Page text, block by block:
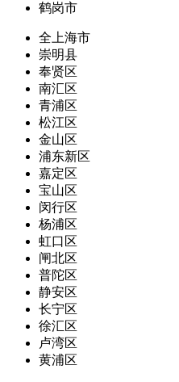
鹤岗市
全上海市
崇明县
奉贤区
南汇区
青浦区
松江区
金山区
浦东新区
嘉定区
宝山区
闵行区
杨浦区
虹口区
闸北区
普陀区
静安区
长宁区
徐汇区
卢湾区
黄浦区